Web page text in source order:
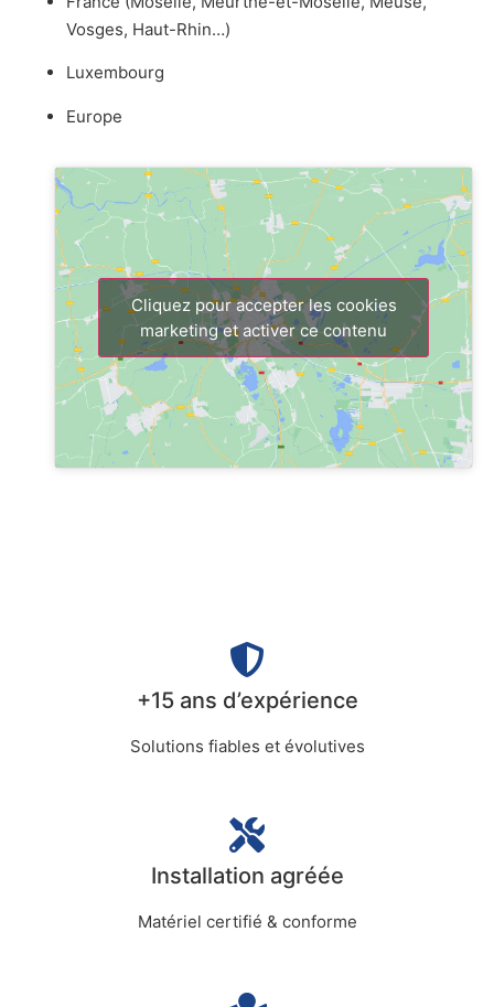
Vosges, Haut-Rhin…)
Luxembourg
Europe
Cliquez pour accepter les cookies
marketing et activer ce contenu
+15 ans d’expérience
Solutions fiables et évolutives
Installation agréée
Matériel certifié & conforme